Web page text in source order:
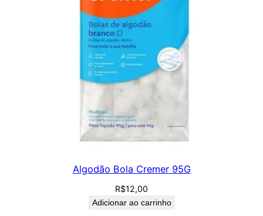
Algodão Bola Cremer 95G
R$12,00
Adicionar ao carrinho